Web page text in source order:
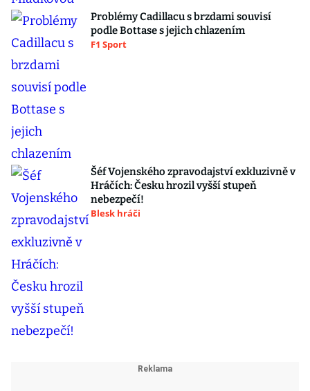
Problémy Cadillacu s brzdami souvisí
podle Bottase s jejich chlazením
F1 Sport
Šéf Vojenského zpravodajství exkluzivně v
Hráčích: Česku hrozil vyšší stupeň
nebezpečí!
Blesk hráči